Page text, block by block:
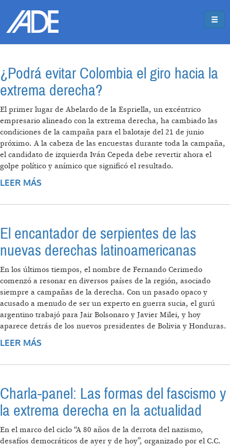
¿Podrá evitar Colombia el giro hacia la
extrema derecha?
El primer lugar de Abelardo de la Espriella, un excéntrico
empresario alineado con la extrema derecha, ha cambiado las
condiciones de la campaña para el balotaje del 21 de junio
próximo. A la cabeza de las encuestas durante toda la campaña,
el candidato de izquierda Iván Cepeda debe revertir ahora el
golpe político y anímico que significó el resultado.
LEER MÁS
El encantador de serpientes de las
nuevas derechas latinoamericanas
En los últimos tiempos, el nombre de Fernando Cerimedo
comenzó a resonar en diversos países de la región, asociado
siempre a campañas de la derecha. Con un pasado opaco y
acusado a menudo de ser un experto en guerra sucia, el gurú
argentino trabajó para Jair Bolsonaro y Javier Milei, y hoy
aparece detrás de los nuevos presidentes de Bolivia y Honduras.
LEER MÁS
LATINOAMERICANAS
Charla-panel: Las formas del fascismo y
la extrema derecha en la actualidad
En el marco del ciclo “A 80 años de la derrota del nazismo,
desafíos democráticos de ayer y de hoy”, organizado por el C.C.